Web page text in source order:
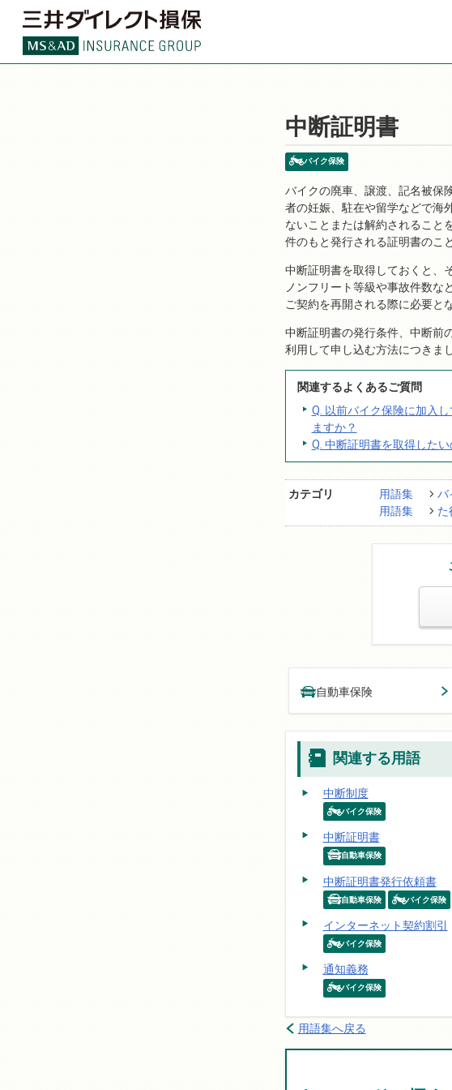
中断証明書
バイク保険
バイクの廃車、譲渡、記名被保
者の妊娠、駐在や留学などで海
ないことまたは解約されること
件のもと発行される証明書のこ
中断証明書を取得しておくと、
ノンフリート等級や事故件数な
ご契約を再開される際に必要と
中断証明書の発行条件、中断前
利用して申し込む方法につきま
関連するよくあるご質問
Q. 以前バイク保険に加入
ますか？
Q. 中断証明書を取得した
カテゴリ 用語集
バ
用語集
た
自動車保険
関連する用語
中断制度
バイク保険
中断証明書
自動車保険
中断証明書発行依頼書
自動車保険 バイク保険
インターネット契約割引
バイク保険
通知義務
バイク保険
用語集へ戻る